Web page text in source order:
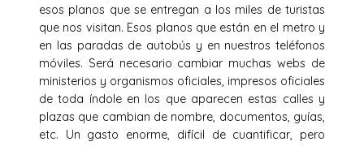
esos planos que se entregan a los miles de turistas
que nos visitan. Esos planos que están en el metro y
en las paradas de autobús y en nuestros teléfonos
móviles. Será necesario cambiar muchas webs de
ministerios y organismos oficiales, impresos oficiales
de toda índole en los que aparecen estas calles y
plazas que cambian de nombre, documentos, guías,
etc. Un gasto enorme, difícil de cuantificar, pero